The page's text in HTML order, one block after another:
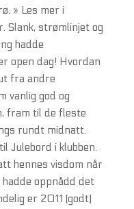
» Les mer i
Slank, strømlinjet og
hadde
open dag! Hvordan
fra andre
vanlig god og
fram til de fleste
rundt midnatt.
Julebord i klubben.
hennes visdom når
oppnådd det
er 2011 (godt)